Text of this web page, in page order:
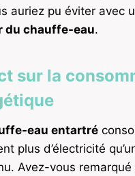
auriez pu éviter avec
du chauffe-eau.
sur la
eau entartré
plus d’électricité
Avez-vous remarqué